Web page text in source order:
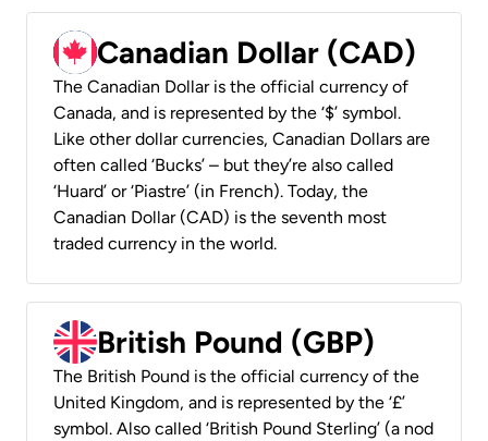
Canadian Dollar (CAD)
The Canadian Dollar is the official currency of
Canada, and is represented by the ‘$’ symbol.
Like other dollar currencies, Canadian Dollars are
often called ‘Bucks’ – but they’re also called
‘Huard’ or ‘Piastre’ (in French). Today, the
Canadian Dollar (CAD) is the seventh most
traded currency in the world.
British Pound (GBP)
The British Pound is the official currency of the
United Kingdom, and is represented by the ‘£’
symbol. Also called ‘British Pound Sterling’ (a nod